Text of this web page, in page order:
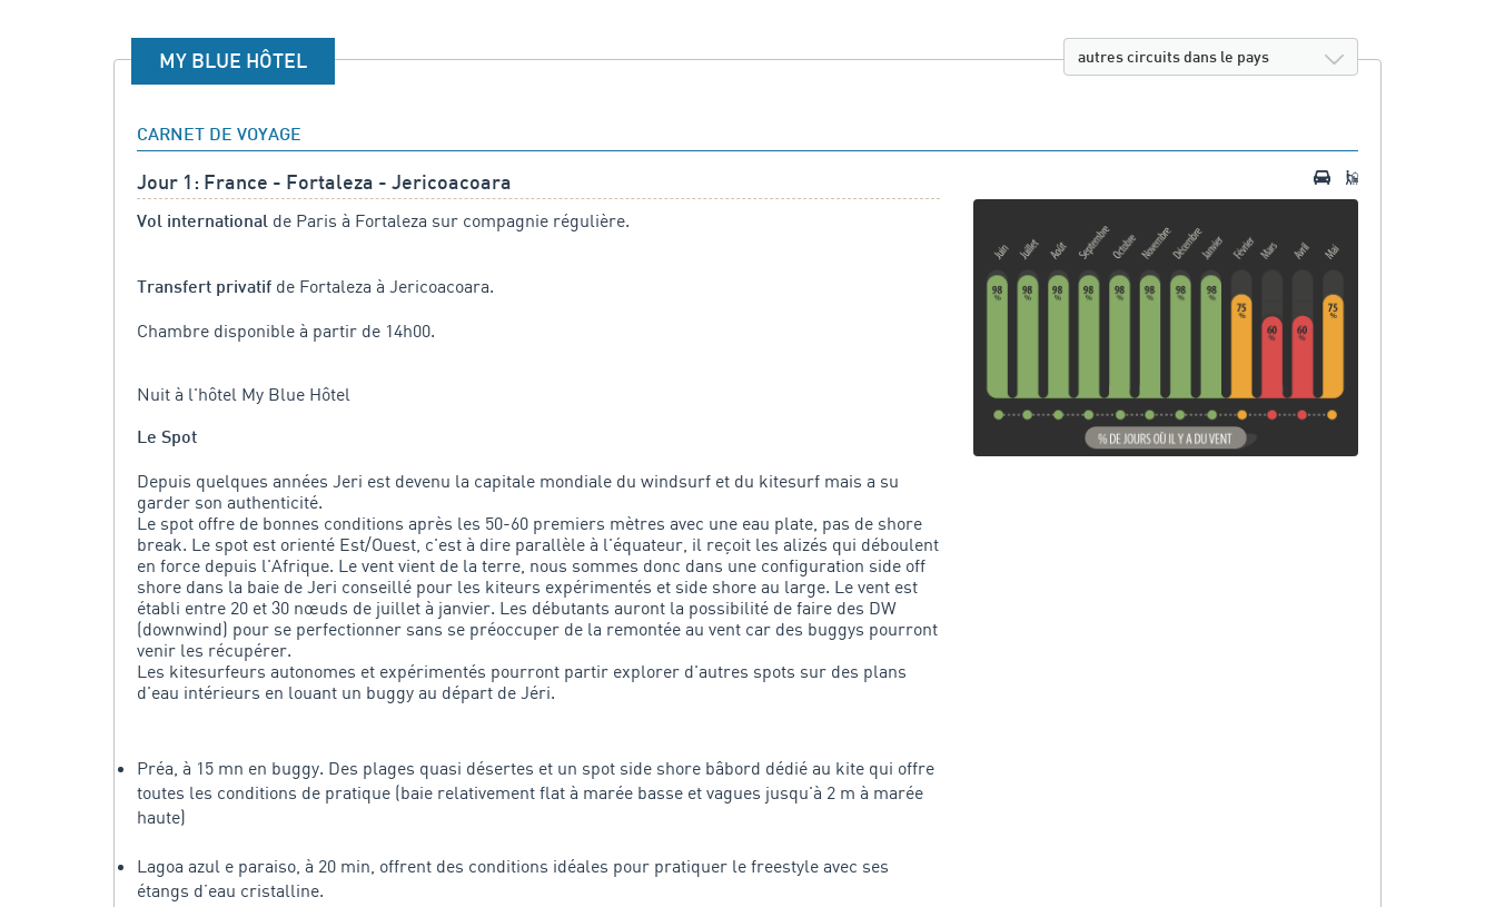
MY BLUE HÔTEL autres circuits dans le pays
CARNET DE VOYAGE
Jour 1: France - Fortaleza - Jericoacoara
Vol international de Paris à Fortaleza sur compagnie régulière.
Transfert privatif de Fortaleza à Jericoacoara.
Chambre disponible à partir de 14h00.
Nuit à l'hôtel My Blue Hôtel
Le Spot
Depuis quelques années Jeri est devenu la capitale mondiale du windsurf et du kitesurf mais a su
garder son authenticité.
Le spot offre de bonnes conditions après les 50-60 premiers mètres avec une eau plate, pas de shore
break. Le spot est orienté Est/Ouest, c'est à dire parallèle à l'équateur, il reçoit les alizés qui déboulent
en force depuis l'Afrique. Le vent vient de la terre, nous sommes donc dans une configuration side off
shore dans la baie de Jeri conseillé pour les kiteurs expérimentés et side shore au large. Le vent est
établi entre 20 et 30 nœuds de juillet à janvier. Les débutants auront la possibilité de faire des DW
(downwind) pour se perfectionner sans se préoccuper de la remontée au vent car des buggys pourront
venir les récupérer.
Les kitesurfeurs autonomes et expérimentés pourront partir explorer d'autres spots sur des plans
d'eau intérieurs en louant un buggy au départ de Jéri.
Préa, à 15 mn en buggy. Des plages quasi désertes et un spot side shore bâbord dédié au kite qui offre
toutes les conditions de pratique (baie relativement flat à marée basse et vagues jusqu'à 2 m à marée
haute)
Lagoa azul e paraiso, à 20 min, offrent des conditions idéales pour pratiquer le freestyle avec ses
étangs d’eau cristalline.